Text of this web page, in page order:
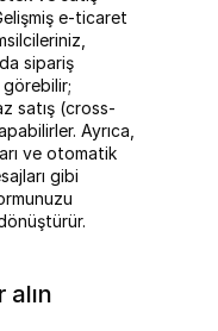
e-ticaret
sipariş
görebilir;
satış (cross-
Ayrıca,
ve otomatik
gibi
alın